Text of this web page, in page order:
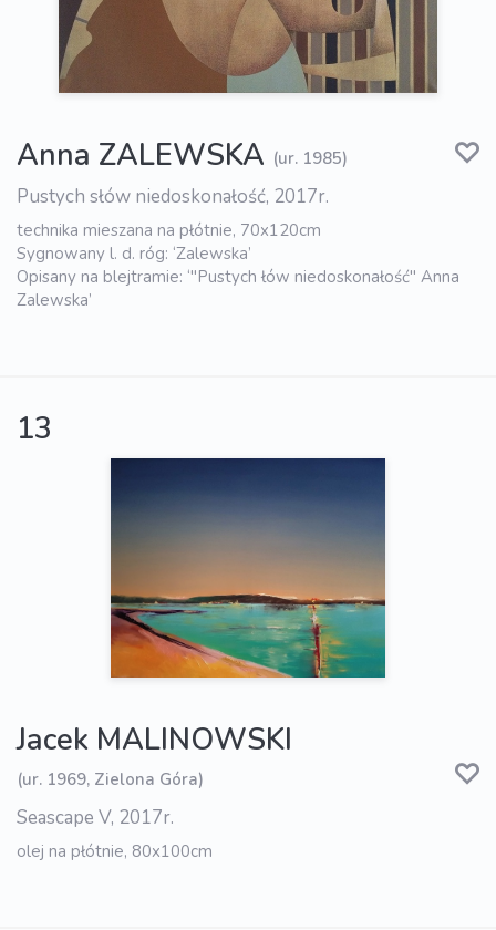
Anna ZALEWSKA (ur. 1985)
Pustych słów niedoskonałość, 2017r.
technika mieszana na płótnie, 70x120cm
Sygnowany l. d. róg: ‘Zalewska’
Opisany na blejtramie: ‘"Pustych łów niedoskonałość" Anna
Zalewska’
13
Jacek MALINOWSKI
(ur. 1969, Zielona Góra)
Seascape V, 2017r.
olej na płótnie, 80x100cm